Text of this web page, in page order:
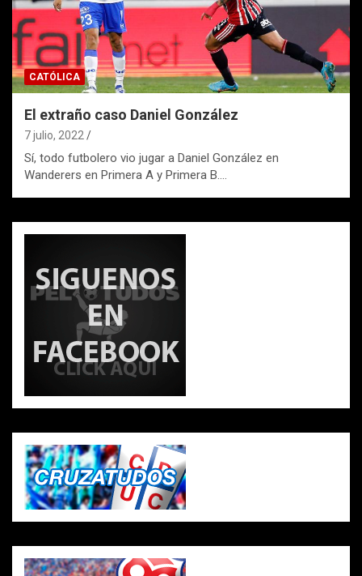
CATÓLICA
El extraño caso Daniel González
7 julio, 2022
Sí, todo futbolero vio jugar a Daniel González en
Wanderers en Primera A y Primera B.…